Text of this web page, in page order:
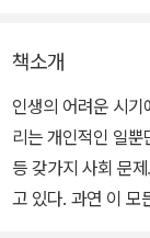
책소개
인생의 어려운 시
리는 개인적인 일뿐
등 갖가지 사회 문
고 있다. 과연 이 모